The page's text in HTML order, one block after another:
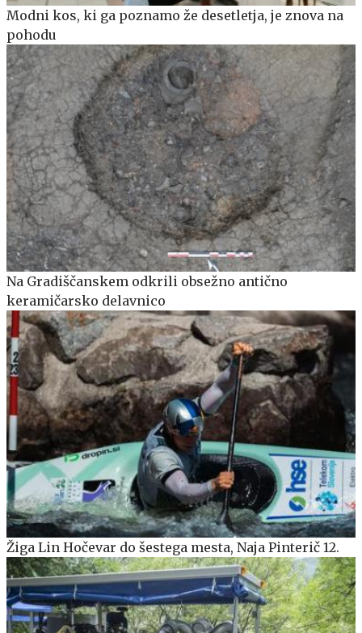
Modni kos, ki ga poznamo že desetletja, je znova na
pohodu
Na Gradiščanskem odkrili obsežno antično
keramičarsko delavnico
Žiga Lin Hočevar do šestega mesta, Naja Pinterič 12.